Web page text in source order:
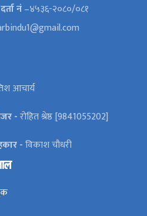
नं–४५३६-२०८०/०८१
आचार्य
-रोहित श्रेष्ठ [9841055202]
-विकाश चौधरी